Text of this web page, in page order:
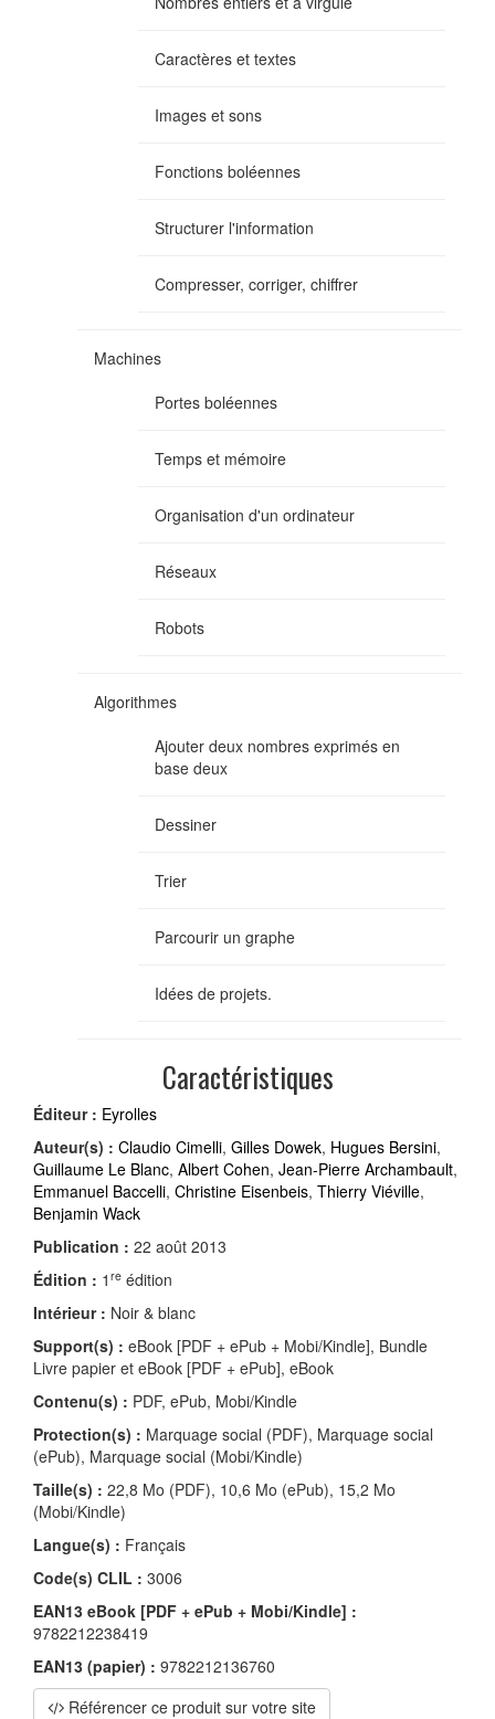
Caractères et textes
Images et sons
Fonctions boléennes
Structurer l'information
Compresser, corriger, chiffrer
Machines
Portes boléennes
Temps et mémoire
Organisation d'un ordinateur
Réseaux
Robots
Algorithmes
Ajouter deux nombres exprimés en
base deux
Dessiner
Trier
Parcourir un graphe
Idées de projets.
Caractéristiques
Éditeur : Eyrolles
Auteur(s) : Claudio Cimelli, Gilles Dowek, Hugues Bersini,
Guillaume Le Blanc, Albert Cohen, Jean-Pierre Archambault,
Emmanuel Baccelli, Christine Eisenbeis, Thierry Viéville,
Benjamin Wack
Publication : 22 août 2013
Édition : 1 re édition
Intérieur : Noir & blanc
Support(s) : eBook [PDF + ePub + Mobi/Kindle], Bundle
Livre papier et eBook [PDF + ePub], eBook
Contenu(s) : PDF, ePub, Mobi/Kindle
Protection(s) : Marquage social (PDF), Marquage social
(ePub), Marquage social (Mobi/Kindle)
Taille(s) : 22,8 Mo (PDF), 10,6 Mo (ePub), 15,2 Mo
(Mobi/Kindle)
Langue(s) : Français
Code(s) CLIL : 3006
EAN13 eBook [PDF + ePub + Mobi/Kindle] :
9782212238419
EAN13 (papier) : 9782212136760
Référencer ce produit sur votre site